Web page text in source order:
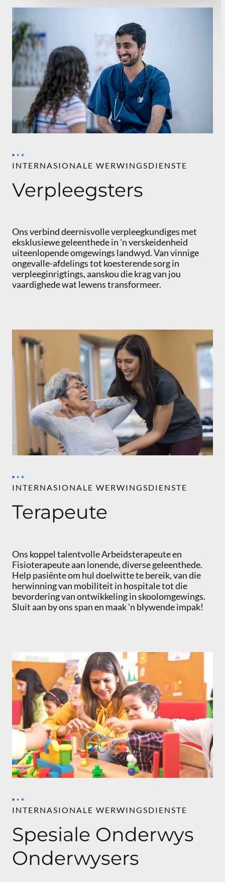
INTERNASIONALE WERWINGSDIENSTE
Verpleegsters
Ons verbind deernisvolle verpleegkundiges met
eksklusiewe geleenthede in 'n verskeidenheid
uiteenlopende omgewings landwyd. Van vinnige
ongevalle-afdelings tot koesterende sorg in
verpleeginrigtings, aanskou die krag van jou
vaardighede wat lewens transformeer.
INTERNASIONALE WERWINGSDIENSTE
Terapeute
Ons koppel talentvolle Arbeidsterapeute en
Fisioterapeute aan lonende, diverse geleenthede.
Help pasiënte om hul doelwitte te bereik, van die
herwinning van mobiliteit in hospitale tot die
bevordering van ontwikkeling in skoolomgewings.
Sluit aan by ons span en maak 'n blywende impak!
INTERNASIONALE WERWINGSDIENSTE
Spesiale Onderwys
Onderwysers